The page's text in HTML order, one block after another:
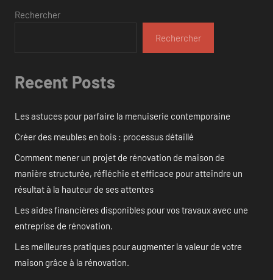
Rechercher
Rechercher
Recent Posts
Les astuces pour parfaire la menuiserie contemporaine
Créer des meubles en bois : processus détaillé
Comment mener un projet de rénovation de maison de
manière structurée, réfléchie et efficace pour atteindre un
résultat à la hauteur de ses attentes
Les aides financières disponibles pour vos travaux avec une
entreprise de rénovation.
Les meilleures pratiques pour augmenter la valeur de votre
maison grâce à la rénovation.